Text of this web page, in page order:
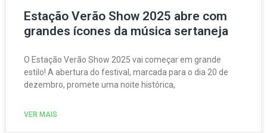
Estação Verão Show 2025 abre com
grandes ícones da música sertaneja
O Estação Verão Show 2025 vai começar em grande
estilo! A abertura do festival, marcada para o dia 20 de
dezembro, promete uma noite histórica,
VER MAIS